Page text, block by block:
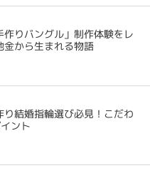
作りバングル」制作体験をレ
金から生まれる物語
り結婚指輪選び必見！こだわ
ント